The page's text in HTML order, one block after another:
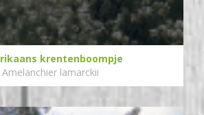
krentenboompje
Amelanchier lamarckii